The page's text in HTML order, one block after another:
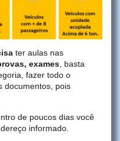
ter aulas nas
exames, basta
fazer todo o
documentos, pois
de poucos dias você
informado.